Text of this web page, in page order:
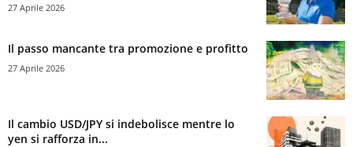
27 Aprile 2026
Il passo mancante tra promozione e profitto
27 Aprile 2026
Il cambio USD/JPY si indebolisce mentre lo
yen si rafforza in...